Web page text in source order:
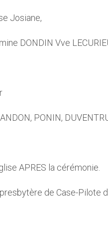
Josiane,
DONDIN Vve
PONIN,
APRES la cérémonie.
de Case-Pilote